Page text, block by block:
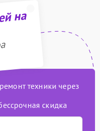
на
техники через
скидка